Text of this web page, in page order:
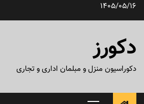
پرش1405/05/16
دکورز
دکوراسیون منزل و مبلمان اداری و تجاری